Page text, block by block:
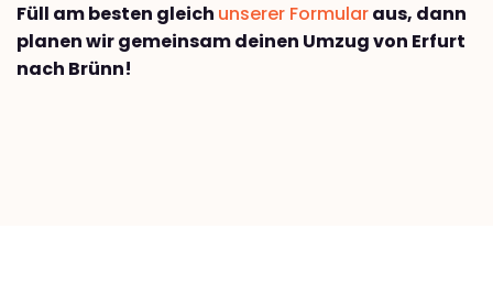
Füll am besten gleich unserer Formularaus, dann
planen wir gemeinsam deinen Umzug von Erfurt
nach Brünn!